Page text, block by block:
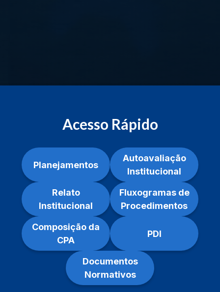
Acesso Rápido
Planejamentos
Autoavaliação
Institucional
Relato
Institucional
Fluxogramas de
Procedimentos
Composição da
CPA
PDI
Documentos
Normativos